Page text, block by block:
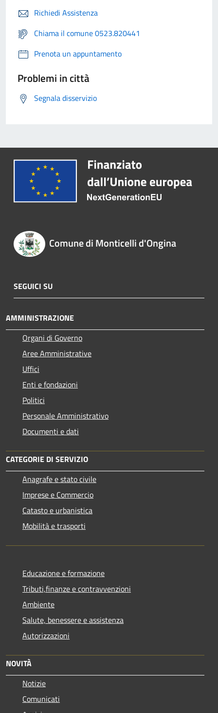
Richiedi Assistenza
Chiama il comune 0523.820441
Prenota un appuntamento
Problemi in città
Segnala disservizio
Comune di Monticelli d'Ongina
SEGUICI SU
AMMINISTRAZIONE
Organi di Governo
Aree Amministrative
Uffici
Enti e fondazioni
Politici
Personale Amministrativo
Documenti e dati
CATEGORIE DI SERVIZIO
Anagrafe e stato civile
Imprese e Commercio
Catasto e urbanistica
Mobilità e trasporti
Educazione e formazione
Tributi,finanze e contravvenzioni
Ambiente
Salute, benessere e assistenza
Autorizzazioni
NOVITÀ
Notizie
Comunicati